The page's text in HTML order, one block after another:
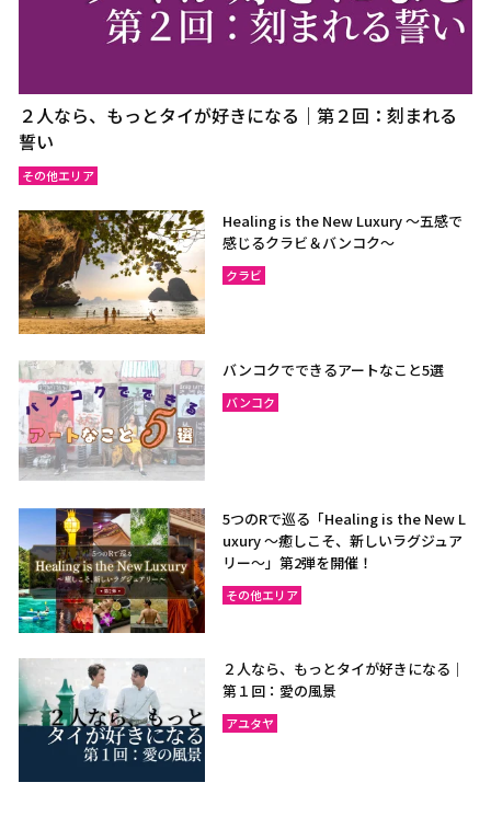
２人なら、もっとタイが好きになる｜第２回：刻まれる
誓い
その他エリア
Healing is the New Luxury ～五感で
感じるクラビ＆バンコク～
クラビ
バンコクでできるアートなこと5選
バンコク
5つのRで巡る「Healing is the New L
uxury ～癒しこそ、新しいラグジュア
リー〜」第2弾を開催！
その他エリア
２人なら、もっとタイが好きになる｜
第１回：愛の風景
アユタヤ